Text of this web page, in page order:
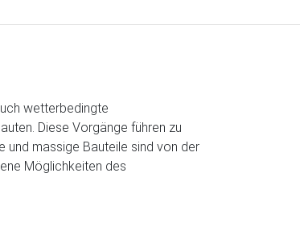
wetterbedingte
Diese Vorgänge führen zu
und massige Bauteile sind von der
Möglichkeiten des